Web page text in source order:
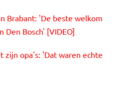
Brabant: 'De beste welkom
Den Bosch' [VIDEO]
zijn opa's: 'Dat waren echte